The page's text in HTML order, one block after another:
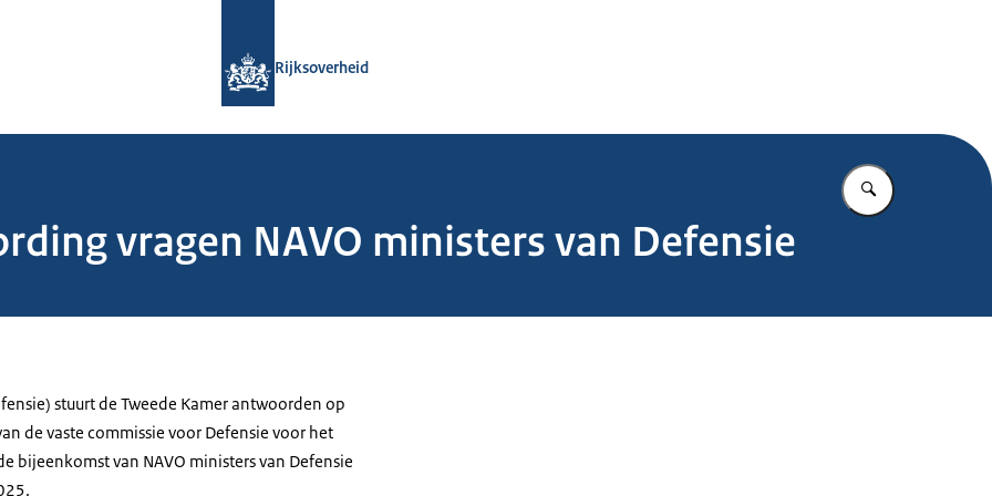
Rijksoverheid
Vul in wat u
vragen NAVO ministers van Defensie
stuurt de Tweede Kamer antwoorden op
de vaste commissie voor Defensie voor het
bijeenkomst van NAVO ministers van Defensie